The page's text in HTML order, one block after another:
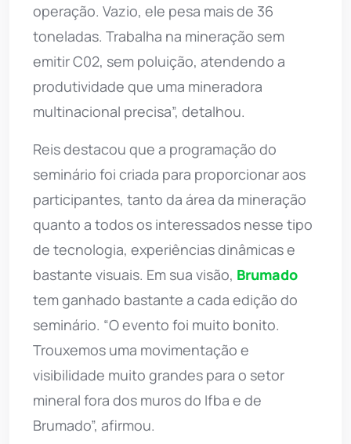
operação. Vazio, ele pesa mais de 36
toneladas. Trabalha na mineração sem
emitir C02, sem poluição, atendendo a
produtividade que uma mineradora
multinacional precisa”, detalhou.
Reis destacou que a programação do
seminário foi criada para proporcionar aos
participantes, tanto da área da mineração
quanto a todos os interessados nesse tipo
de tecnologia, experiências dinâmicas e
bastante visuais. Em sua visão, Brumado
tem ganhado bastante a cada edição do
seminário. “O evento foi muito bonito.
Trouxemos uma movimentação e
visibilidade muito grandes para o setor
mineral fora dos muros do Ifba e de
Brumado”, afirmou.